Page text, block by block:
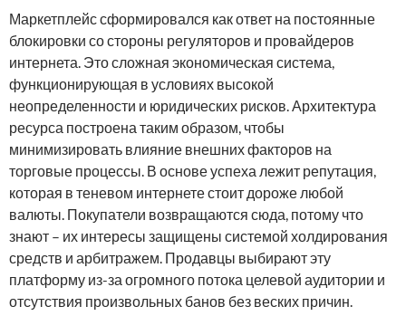
Маркетплейс сформировался как ответ на постоянные
блокировки со стороны регуляторов и провайдеров
интернета. Это сложная экономическая система,
функционирующая в условиях высокой
неопределенности и юридических рисков. Архитектура
ресурса построена таким образом, чтобы
минимизировать влияние внешних факторов на
торговые процессы. В основе успеха лежит репутация,
которая в теневом интернете стоит дороже любой
валюты. Покупатели возвращаются сюда, потому что
знают – их интересы защищены системой холдирования
средств и арбитражем. Продавцы выбирают эту
платформу из-за огромного потока целевой аудитории и
отсутствия произвольных банов без веских причин.